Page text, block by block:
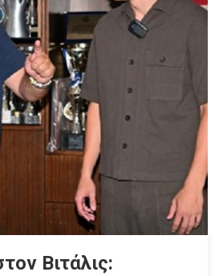
Βιτάλις: